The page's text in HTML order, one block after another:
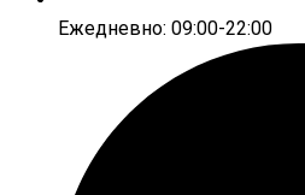
Ежедневно: 09:00-22:00